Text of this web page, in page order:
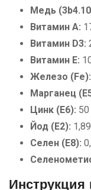
Медь
Витамин А:
Витамин D3:
Витамин E:
Железо (Fe):
Марганец
Цинк (E6):
Йод (E2):
Селен (E8):